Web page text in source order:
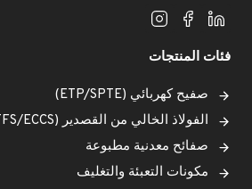
فئات المنتجات
صفيح كهربائي (ETP/SPTE)
الفولاذ الخالي من القصدير (TFS/ECCS)
صفائح معدنية مطبوعة
مكونات التعبئة والتغليف